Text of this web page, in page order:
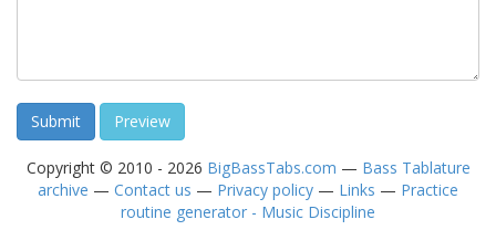
Copyright © 2010 - 2026 BigBassTabs.com — Bass Tablature
archive — Contact us — Privacy policy — Links — Practice
routine generator - Music Discipline